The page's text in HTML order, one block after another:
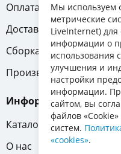
Оплата
Доставка
Сборка
Производители
Информация
Каталог мебели
О нас
Мы используем
метрические
LiveInternet) для
информации о
использования
улучшения и
настройки
информации.
сайтом, вы
файлов
систем.
«cookies».